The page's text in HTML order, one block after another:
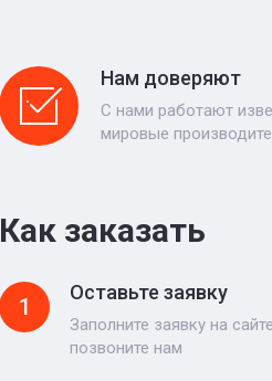
Нам доверяют
С нами работают
мировые
Как заказать
1
Оставьте заявку
Заполните заявку на
позвоните нам